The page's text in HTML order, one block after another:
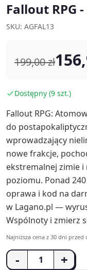
Fallout RPG
SKU: AGFAL13
199,00 zł
Dostępny (9 szt.)
Fallout RPG:
do
wprowadzający
nowe frakcje,
ekstremalnej zimie
poziomu. Ponad
oprawa i kod na
w Lagano.pl —
Wspólnoty i zmierz
Najniższa cena z 30 dni przed
- +